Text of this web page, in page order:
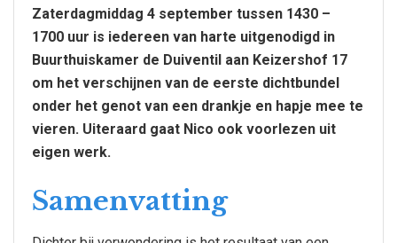
Zaterdagmiddag 4 september tussen 1430 –
1700 uur is iedereen van harte uitgenodigd in
Buurthuiskamer de Duiventil aan Keizershof 17
om het verschijnen van de eerste dichtbundel
onder het genot van een drankje en hapje mee te
vieren. Uiteraard gaat Nico ook voorlezen uit
eigen werk.
Samenvatting